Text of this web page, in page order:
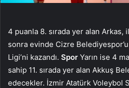
4 puanla 8. sırada yer alan Arkas,
sonra evinde Cizre
Ligi’ni kazandı. Spor Yarın ise 4
sahip 11. sırada yer alan Akkuş
edecekler. İzmir Atatürk Voleybol